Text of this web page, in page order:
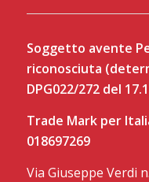
Soggetto avente
riconosciuta
DPG022/272 del
Trade Mark per
018697269
Via Giuseppe Verdi